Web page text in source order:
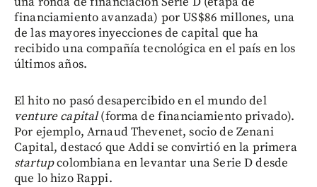
financiamiento avanzada) por US$86 millones, una
de las mayores inyecciones de capital que ha
recibido una compañía tecnológica en el país en los
últimos años.
El hito no pasó desapercibido en el mundo del
venture capital(forma de financiamiento privado).
Por ejemplo, Arnaud Thevenet, socio de Zenani
Capital, destacó que Addi se convirtió en la primera
startupcolombiana en levantar una Serie D desde
que lo hizo Rappi.